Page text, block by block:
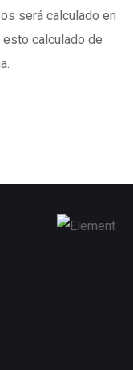
será calculado en
calculado de